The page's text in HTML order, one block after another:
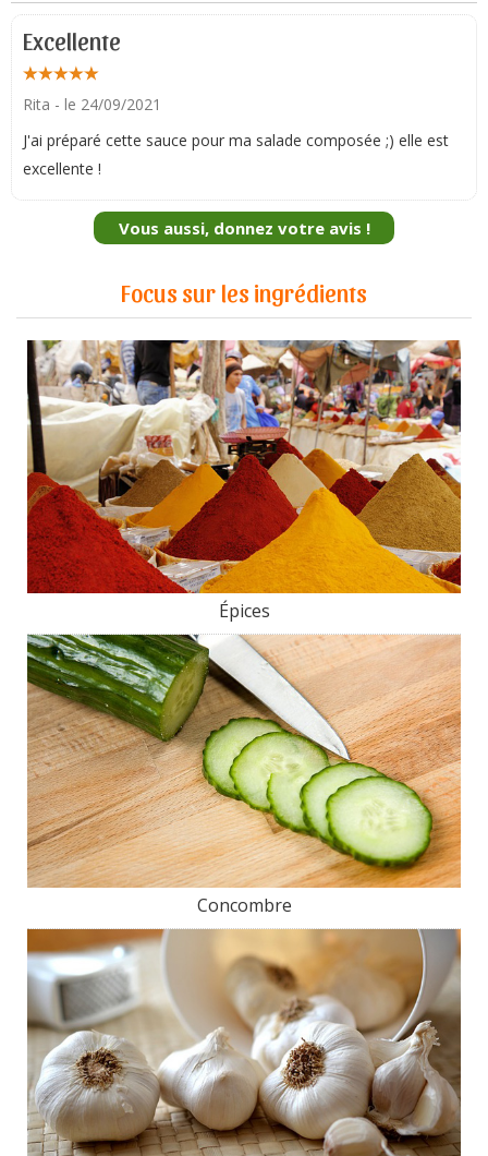
Excellente
Rita - le 24/09/2021
J'ai préparé cette sauce pour ma salade composée ;) elle est
excellente !
Vous aussi, donnez votre avis !
Focus sur les ingrédients
Épices
Concombre